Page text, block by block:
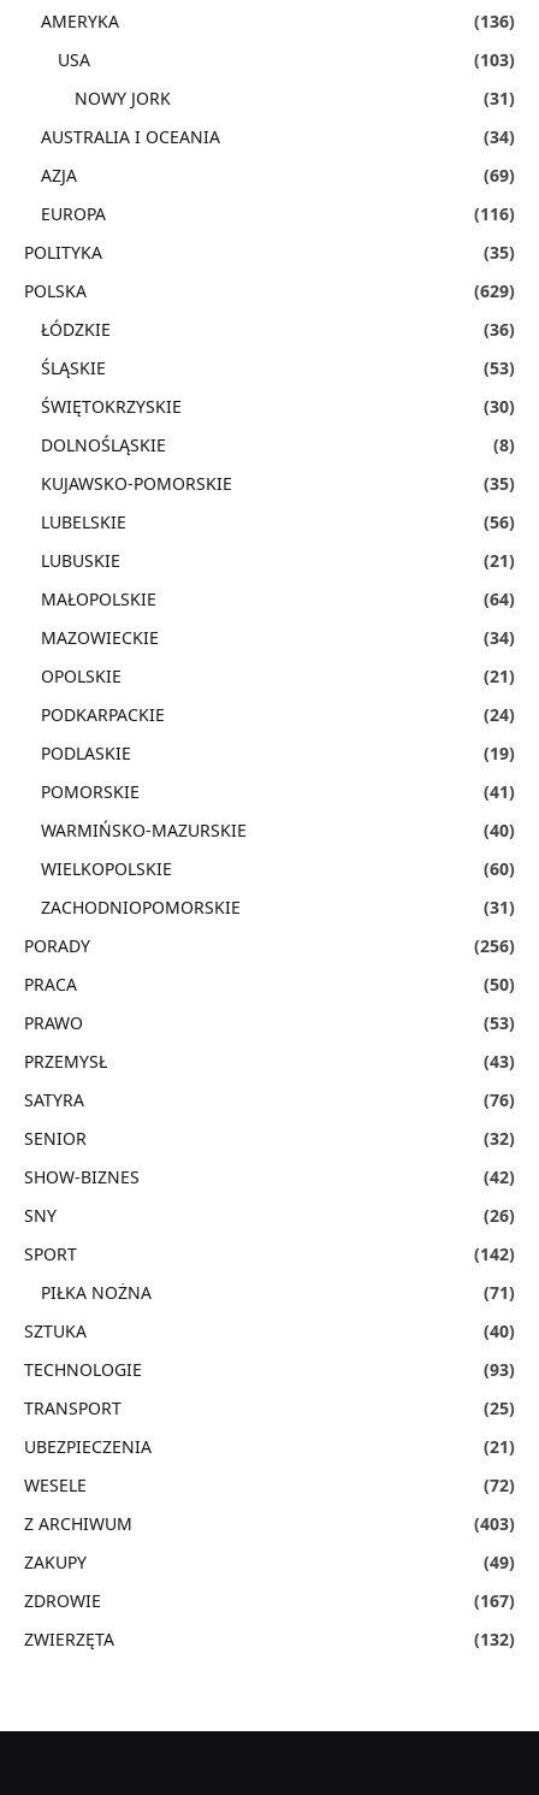
AMERYKA
(136)
USA
(103)
NOWY JORK
(31)
AUSTRALIA I OCEANIA
(34)
AZJA
(69)
EUROPA
(116)
POLITYKA
(35)
POLSKA
(629)
ŁÓDZKIE
(36)
ŚLĄSKIE
(53)
ŚWIĘTOKRZYSKIE
(30)
DOLNOŚLĄSKIE
(8)
KUJAWSKO-POMORSKIE
(35)
LUBELSKIE
(56)
LUBUSKIE
(21)
MAŁOPOLSKIE
(64)
MAZOWIECKIE
(34)
OPOLSKIE
(21)
PODKARPACKIE
(24)
PODLASKIE
(19)
POMORSKIE
(41)
WARMIŃSKO-MAZURSKIE
(40)
WIELKOPOLSKIE
(60)
ZACHODNIOPOMORSKIE
(31)
PORADY
(256)
PRACA
(50)
PRAWO
(53)
PRZEMYSŁ
(43)
SATYRA
(76)
SENIOR
(32)
SHOW-BIZNES
(42)
SNY
(26)
SPORT
(142)
PIŁKA NOŻNA
(71)
SZTUKA
(40)
TECHNOLOGIE
(93)
TRANSPORT
(25)
UBEZPIECZENIA
(21)
WESELE
(72)
Z ARCHIWUM
(403)
ZAKUPY
(49)
ZDROWIE
(167)
ZWIERZĘTA
(132)